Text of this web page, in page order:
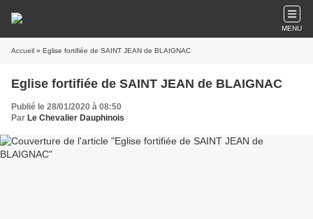
MENU
Accueil » Eglise fortifiée de SAINT JEAN de BLAIGNAC
Eglise fortifiée de SAINT JEAN de BLAIGNAC
Publié le 28/01/2020 à 08:50
Par Le Chevalier Dauphinois